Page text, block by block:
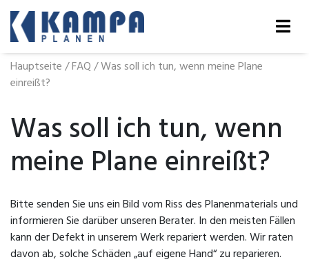
Hauptseite/FAQ/Was soll ich tun, wenn meine Plane
einreißt?
Was soll ich tun, wenn
meine Plane einreißt?
Bitte senden Sie uns ein Bild vom Riss des Planenmaterials und
informieren Sie darüber unseren Berater. In den meisten Fällen
kann der Defekt in unserem Werk repariert werden. Wir raten
davon ab, solche Schäden „auf eigene Hand“ zu reparieren.